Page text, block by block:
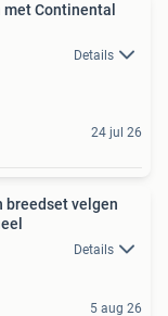
met Continental
Details
24 jul 26
breedset velgen
Details
5 aug 26